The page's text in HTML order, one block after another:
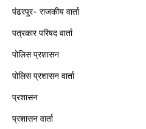
पंढरपूर- राजकीय वार्ता
पत्रकार परिषद वार्ता
पोलिस प्रशासन
पोलिस प्रशासन वार्ता
प्रशासन
प्रशासन वार्ता